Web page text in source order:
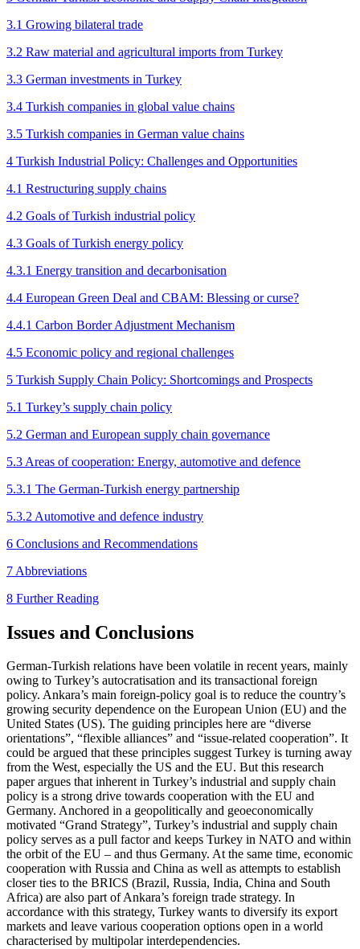
3.1 Growing bilateral trade
3.2 Raw material and agricultural imports from Turkey
3.3 German investments in Turkey
3.4 Turkish companies in global value chains
3.5 Turkish companies in German value chains
4 Turkish Industrial Policy: Challenges and Opportunities
4.1 Restructuring supply chains
4.2 Goals of Turkish industrial policy
4.3 Goals of Turkish energy policy
4.3.1 Energy transition and decarbonisation
4.4 European Green Deal and CBAM: Blessing or curse?
4.4.1 Carbon Border Adjustment Mechanism
4.5 Economic policy and regional challenges
5 Turkish Supply Chain Policy: Shortcomings and Prospects
5.1 Turkey’s supply chain policy
5.2 German and European supply chain governance
5.3 Areas of cooperation: Energy, automotive and defence
5.3.1 The German-Turkish energy partnership
5.3.2 Automotive and defence industry
6 Conclusions and Recommendations
7 Abbreviations
8 Further Reading
Issues and Conclusions
German-Turkish relations have been volatile in recent years, mainly
owing to Turkey’s autocratisation and its transactional foreign
policy. Ankara’s main for­eign-policy goal is to reduce the country’s
growing security dependence on the European Union (EU) and the
United States (US). The guiding principles here are “diverse
orientations”, “flexible alliances” and “issue-related cooperation”. It
could be argued that these principles suggest Turkey is turning away
from the West, especially the US and the EU. But this research
paper argues that inherent in Turkey’s industrial and supply chain
policy is a strong drive towards co­opera­tion with the EU and
Germany. Anchored in a geo­politically and geoeconomically
motivated “Grand Strategy”, Turkey’s industrial and supply chain
policy serves as a pull factor and keeps Turkey in NATO and within
the orbit of the EU – and thus Germany. At the same time, economic
cooperation with Russia and China as well as attempts to establish
closer ties to the BRICS (Brazil, Russia, India, China and South
Africa) are also part of Ankara’s foreign trade strategy. In
accordance with this strategy, Turkey wants to diversify its export
markets and leave various coop­eration options open in a world
characterised by multipolar interdependencies.